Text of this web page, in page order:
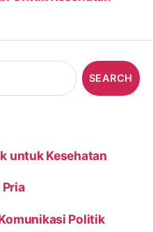
untuk Kesehatan
Politik